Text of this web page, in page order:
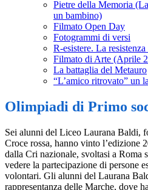
Pietre della Memoria
un bambino)
Filmato Open Day
Fotogrammi di versi
R-esistere. La resistenza
Filmato di Arte (Aprile
La battaglia del Metauro
“L’amico ritrovato” un
Olimpiadi di Primo
Sei alunni del Liceo Laurana Baldi,
Croce rossa, hanno vinto l’edizione
dalla Cri nazionale, svoltasi a Roma
vedere la partecipazione di persone
volontari. Gli alunni del Laurana
rappresentanza delle Marche, dove